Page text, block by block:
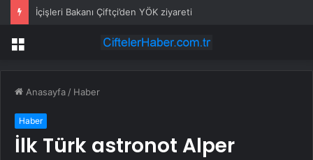
Menü
Anasayfa / Haber
Haber
İlk Türk astronot Alper